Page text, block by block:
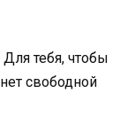
тебя, чтобы
свободной